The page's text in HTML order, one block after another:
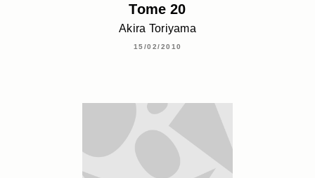
Tome 20
Akira Toriyama
15/02/2010